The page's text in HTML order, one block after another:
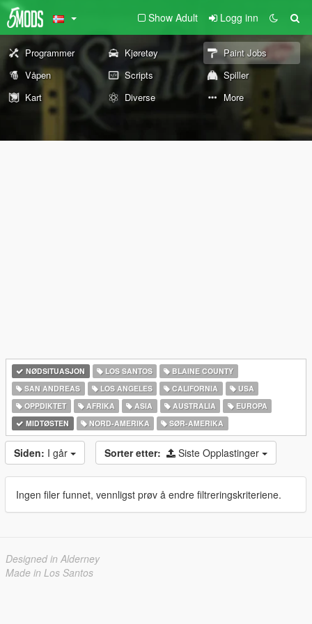
Show Adult Logg inn
Programmer Kjøretøy
Paint Jobs
Våpen
Scripts
Spiller
Kart
Diverse More
NØDSITUASJON LOS SANTOS
BLAINE COUNTY
SAN ANDREAS
LOS ANGELES CALIFORNIA
USA
OPPDIKTET
AFRIKA ASIA AUSTRALIA
EUROPA
MIDTØSTEN
NORD-AMERIKA‎ SØR-AMERIKA‎
Siden: I går Sorter etter: Siste Opplastinger
Ingen filer funnet, vennligst prøv å endre filtreringskriteriene.
Designed in Alderney
Made in Los Santos